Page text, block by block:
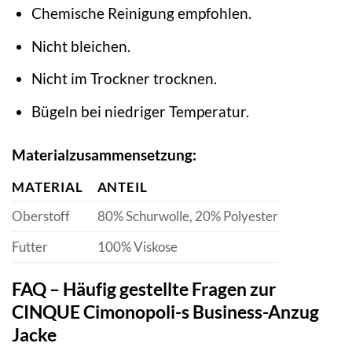
Chemische Reinigung empfohlen.
Nicht bleichen.
Nicht im Trockner trocknen.
Bügeln bei niedriger Temperatur.
Materialzusammensetzung:
MATERIAL
ANTEIL
Oberstoff
80% Schurwolle, 20% Polyester
Futter
100% Viskose
FAQ – Häufig gestellte Fragen zur
CINQUE Cimonopoli-s Business-Anzug
Jacke